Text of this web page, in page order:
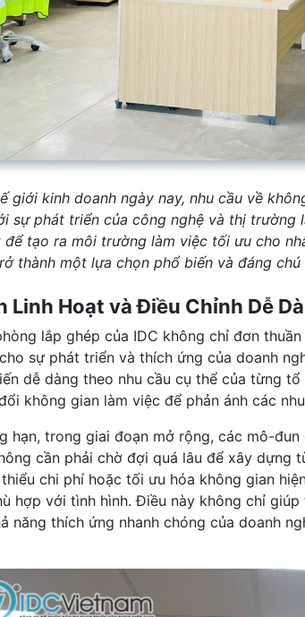
giới kinh doanh ngày nay, nhu cầu về
sự phát triển của công nghệ và thị
để tạo ra môi trường làm việc tối ưu cho
thành một lựa chọn phổ biến và đáng chú
Linh Hoạt và Điều Chỉnh Dễ
lắp ghép của IDC không chỉ đơn
sự phát triển và thích ứng của doanh
dễ dàng theo nhu cầu cụ thể của từng
không gian làm việc để phản ánh các
hạn, trong giai đoạn mở rộng, các mô-
cần phải chờ đợi quá lâu để xây dựng
chi phí hoặc tối ưu hóa không gian
hợp với tình hình. Điều này không chỉ
năng thích ứng nhanh chóng của doanh